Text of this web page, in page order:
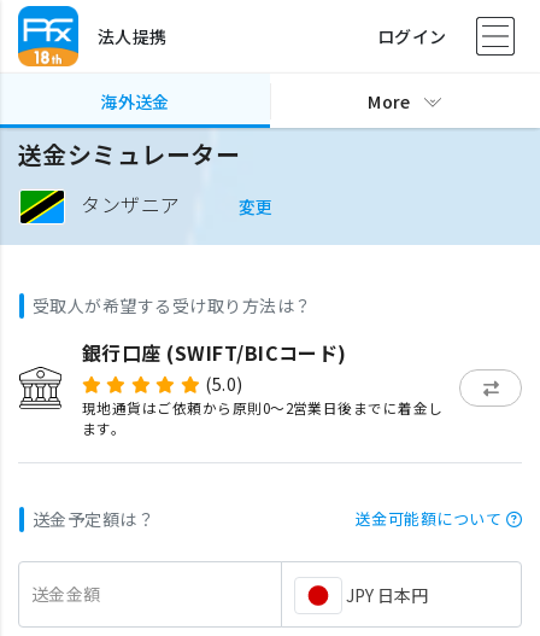
法人提携 ログイン
海外送金 More
送金シミュレーター
タンザニア 変更
受取人が希望する受け取り方法は？
銀行口座 (SWIFT/BICコード)
(5.0)
現地通貨はご依頼から原則0〜2営業日後までに着金し
ます。
送金予定額は？ 送金可能額について
送金金額 JPY 日本円